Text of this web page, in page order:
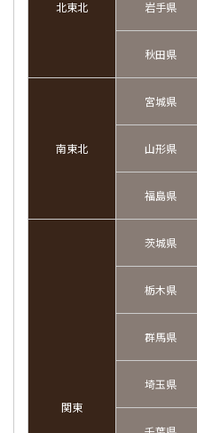
北東北 岩手県
秋田県
南東北
宮城県
山形県
福島県
関東
茨城県
栃木県
群馬県
埼玉県